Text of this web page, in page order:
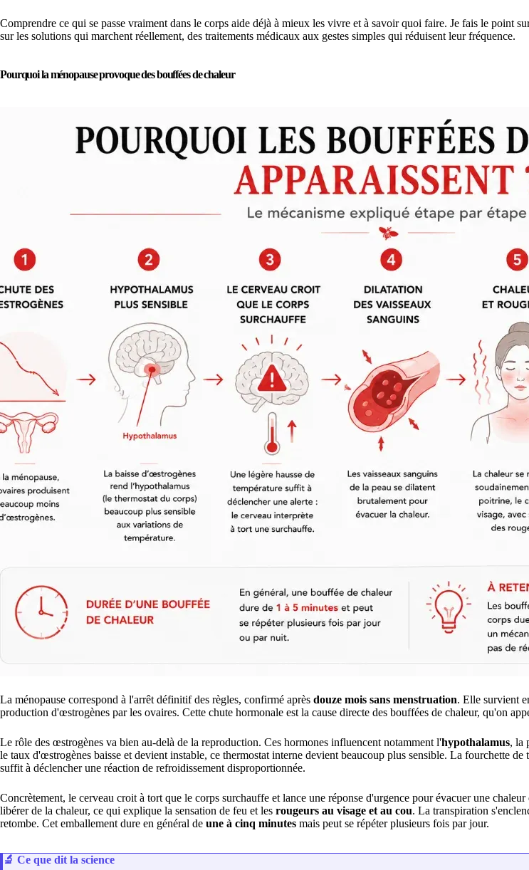
Comprendre ce qui se passe vraiment dans le corps aide déjà à mieux les vivre et à savoir quoi faire. Je fais le point
sur les solutions qui marchent réellement, des traitements médicaux aux gestes simples qui réduisent leur fréquence.
Pourquoi la ménopause provoque des bouffées de chaleur
La ménopause correspond à l'arrêt définitif des règles, confirmé après douze mois sans menstruation. Elle survient
production d'œstrogènes par les ovaires. Cette chute hormonale est la cause directe des bouffées de chaleur, qu'on
Le rôle des œstrogènes va bien au-delà de la reproduction. Ces hormones influencent notamment l'hypothalamus, la
le taux d'œstrogènes baisse et devient instable, ce thermostat interne devient beaucoup plus sensible. La fourchette
suffit à déclencher une réaction de refroidissement disproportionnée.
Concrètement, le cerveau croit à tort que le corps surchauffe et lance une réponse d'urgence pour évacuer une
libérer de la chaleur, ce qui explique la sensation de feu et les rougeurs au visage et au cou. La transpiration
retombe. Cet emballement dure en général de une à cinq minutes mais peut se répéter plusieurs fois par jour.
🔬 Ce que dit la science